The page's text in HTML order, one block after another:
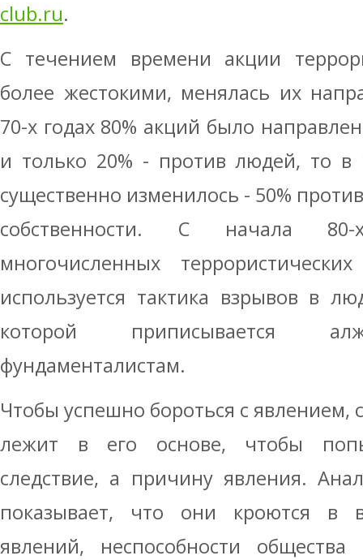
club.ru.
С течением времени акции
более жестокими, менялась их
70-х годах 80% акций было
и только 20% - против людей, то в
существенно изменилось - 50%
собственности. С начала
многочисленных
используется тактика взрывов в
которой приписывается
фундаменталистам.
Чтобы успешно бороться с явлением,
лежит в его основе, чтобы
следствие, а причину явления.
показывает, что они кроются в
явлений, неспособности общества